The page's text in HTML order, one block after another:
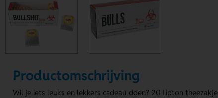
Productomschrijving
Wil je iets leuks en lekkers cadeau doen? 20 Lipton